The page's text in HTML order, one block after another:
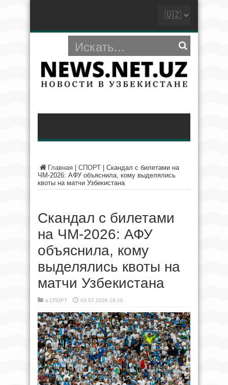
Главная СПОРТ
Скандал с билетами на
ЧМ-2026: АФУ объяснила, кому выделялись
квоты на матчи Узбекистана
Скандал с билетами
на ЧМ-2026: АФУ
объяснила, кому
выделялись квоты на
матчи Узбекистана
в СПОРТ 03.07.2026 18:10